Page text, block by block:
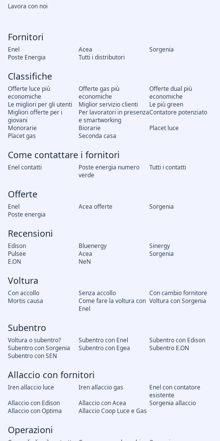
Fornitori
Enel Acea
Sorgenia
Poste Energia
Tutti i distributori
Classifiche
Offerte luce più
economiche
Offerte gas più
economiche
Offerte dual più
economiche
Le migliori per gli utenti
Miglior servizio clienti
Le più green
Migliori offerte per i
giovani
Per lavoratori in presenza
e smartworking
Contatore potenziato
Monorarie
Biorarie
Placet luce
Placet gas
Seconda casa
Come contattare i fornitori
Enel contatti
Poste energia numero
verde
Tutti i contatti
Offerte
Enel Acea offerte
Sorgenia
Poste energia
Recensioni
Edison Bluenergy
Sinergy
Pulsee
Acea
Sorgenia
E.ON
NeN
Voltura
Con accollo Senza accollo
Con cambio fornitore
Mortis causa
Come fare la voltura con
Enel
Voltura con Sorgenia
Subentro
Voltura o subentro? Subentro con Enel
Subentro con Edison
Subentro con Sorgenia
Subentro con Egea
Subentro E.ON
Subentro con SEN
Allaccio con fornitori
Iren allaccio luce Iren allaccio gas
Enel con contatore
esistente
Allaccio con Edison
Allaccio con Acea
Sorgenia allaccio
Allaccio con Optima
Allaccio Coop Luce e Gas
Operazioni
Lavora con noi